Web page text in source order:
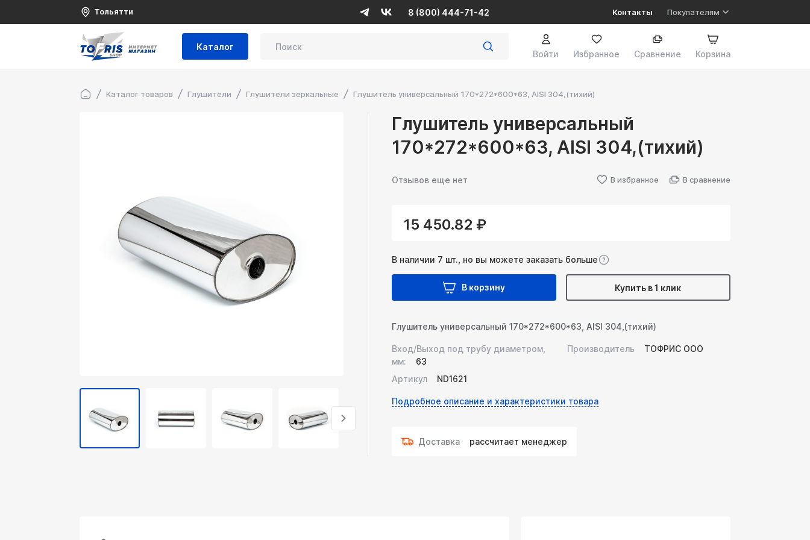
Тольятти 8 (800) 444-71-42 Контакты Покупателям
Каталог
Войти Избранное Сравнение Корзина
Каталог товаров Глушители Глушители зеркальные Глушитель универсальный 170*272*600*63, AISI 304,(тихий)
Глушитель универсальный
170*272*600*63, AISI 304,(тихий)
Отзывов еще нет В избранное В сравнение
15 450.82 ₽
В наличии 7 шт., но вы можете заказать больше
В корзину Купить в 1 клик
Глушитель универсальный 170*272*600*63, AISI 304,(тихий)
Вход/Выход под трубу диаметром,
мм:
63
Артикул
ND1621
Производитель ТОФРИС ООО
Подробное описание и характеристики товара
Доставка рассчитает менеджер